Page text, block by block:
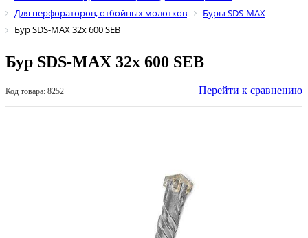
Для перфораторов, отбойных молотков
Буры SDS-MAX
Бур SDS-MAX 32х 600 SEB
Бур SDS-MAX 32х 600 SEB
Код товара: 8252 Перейти к сравнению